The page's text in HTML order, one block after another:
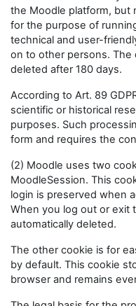
the Moodle platform, but
for the purpose of
technical and user-
on to other persons. The
deleted after 180 days.
According to Art. 89
scientific or historical
purposes. Such
form and requires the
(2) Moodle uses two
MoodleSession. This
login is preserved when
When you log out or exit
automatically deleted.
The other cookie is for
by default. This cookie
browser and remains